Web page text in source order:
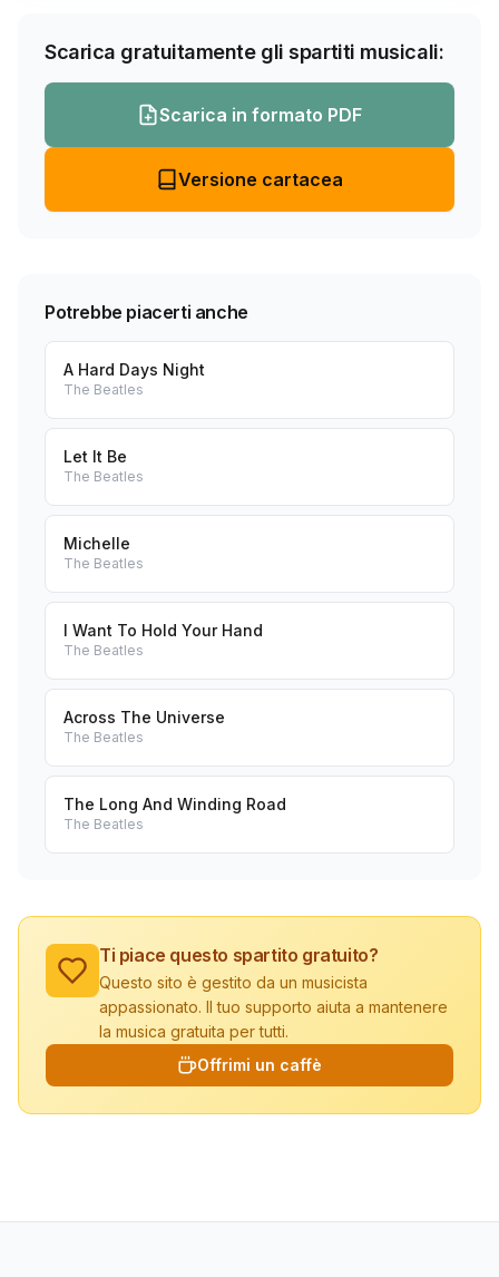
Scarica gratuitamente gli spartiti musicali:
Scarica in formato PDF
Versione cartacea
Potrebbe piacerti anche
A Hard Days Night
The Beatles
Let It Be
The Beatles
Michelle
The Beatles
I Want To Hold Your Hand
The Beatles
Across The Universe
The Beatles
The Long And Winding Road
The Beatles
Ti piace questo spartito gratuito?
Questo sito è gestito da un musicista
appassionato. Il tuo supporto aiuta a mantenere
la musica gratuita per tutti.
Offrimi un caffè